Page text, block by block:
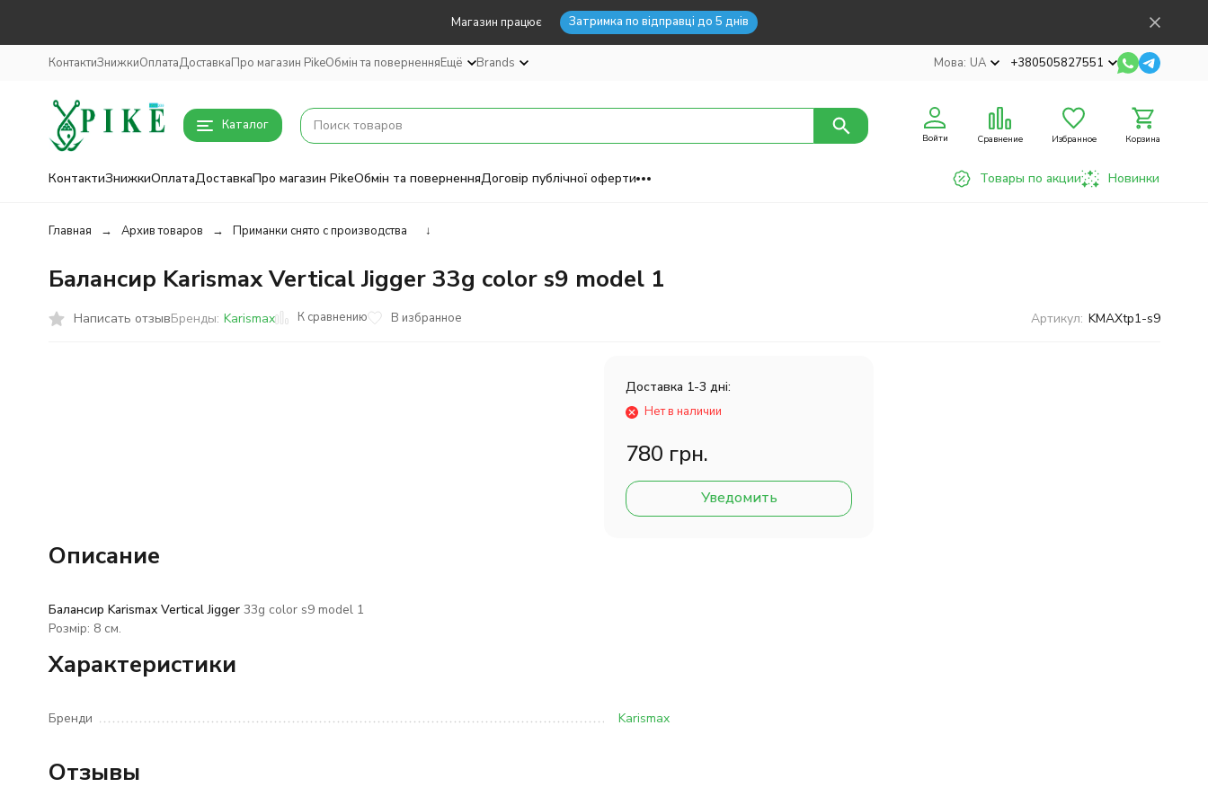
Магазин працює Затримка по відправці до 5 днів
КонтактиЗнижкиОплатаДоставкаПро магазин PikeОбмін та поверненняЕщё Brands Мова: UA +380505827551
Каталог
Войти Сравнение Избранное Корзина
КонтактиЗнижкиОплатаДоставкаПро магазин PikeОбмін та поверненняДоговір публічної оферти Товары по акции Новинки
Главная Архив товаров Приманки снято с производства ↓
Балансир Karismax Vertical Jigger 33g color s9 model 1
Написать отзывБренды: Karismax К сравнению В избранное Артикул: KMAXtp1-s9
Доставка 1-3 дні:
Нет в наличии
780 грн.
Уведомить
Описание
Балансир Karismax Vertical Jigger33g color s9 model 1
Розмір: 8 см.
Характеристики
Бренди Karismax
Отзывы